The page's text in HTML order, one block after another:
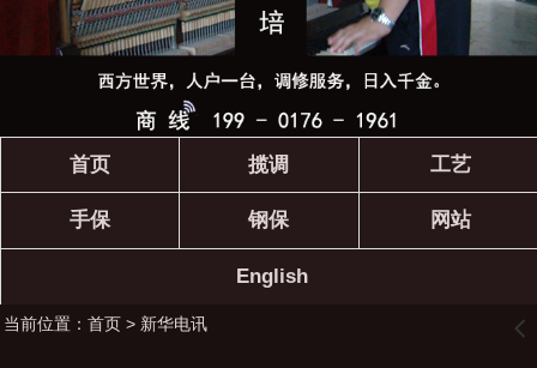
首页 揽调 工艺
手保 钢保 网站
English
当前位置： 首页> 新华电讯 󰊒